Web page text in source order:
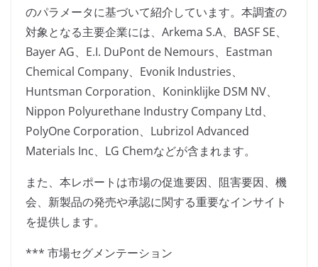
のパラメータに基づいて紹介しています。本調査の
対象となる主要企業には、Arkema S.A、BASF SE、
Bayer AG、E.I. DuPont de Nemours、Eastman
Chemical Company、Evonik Industries、
Huntsman Corporation、Koninklijke DSM NV、
Nippon Polyurethane Industry Company Ltd、
PolyOne Corporation、Lubrizol Advanced
Materials Inc、LG Chemなどが含まれます。
また、本レポートは市場の促進要因、阻害要因、機
会、新製品の発売や承認に関する重要なインサイト
を提供します。
*** 市場セグメンテーション